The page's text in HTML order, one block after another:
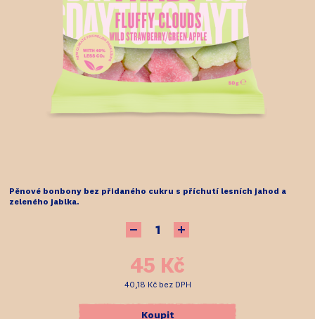
Pěnové bonbony bez přidaného cukru s příchutí lesních jahod a
zeleného jablka.
45 Kč
40,18 Kč bez DPH
Koupit